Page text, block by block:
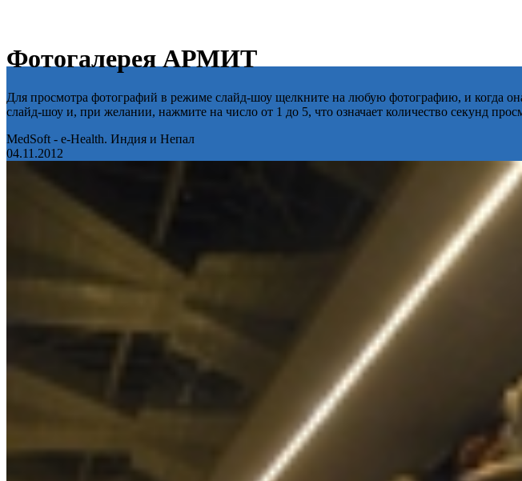
Фотогалерея АРМИТ
Для просмотра фотографий в режиме слайд-шоу щелкните на любую фотографию, и когда
слайд-шоу и, при желании, нажмите на число от 1 до 5, что означает количество секунд
MedSoft - e-Health. Индия и Непал
04.11.2012